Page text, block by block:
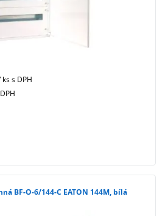
kss DPH
BF-O-6/144-C EATON 144M, bílá